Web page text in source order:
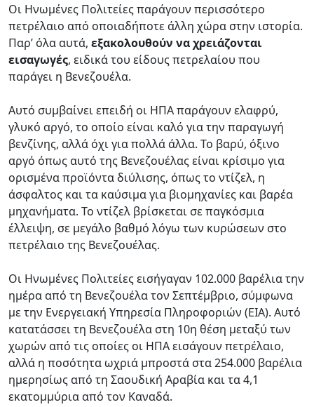
Οι Ηνωμένες Πολιτείες παράγουν περισσότερο
πετρέλαιο από οποιαδήποτε άλλη χώρα στην ιστορία.
Παρ’ όλα αυτά, εξακολουθούν να χρειάζονται
εισαγωγές, ειδικά του είδους πετρελαίου που
παράγει η Βενεζουέλα.
Αυτό συμβαίνει επειδή οι ΗΠΑ παράγουν ελαφρύ,
γλυκό αργό, το οποίο είναι καλό για την παραγωγή
βενζίνης, αλλά όχι για πολλά άλλα. Το βαρύ, όξινο
αργό όπως αυτό της Βενεζουέλας είναι κρίσιμο για
ορισμένα προϊόντα διύλισης, όπως το ντίζελ, η
άσφαλτος και τα καύσιμα για βιομηχανίες και βαρέα
μηχανήματα. Το ντίζελ βρίσκεται σε παγκόσμια
έλλειψη, σε μεγάλο βαθμό λόγω των κυρώσεων στο
πετρέλαιο της Βενεζουέλας.
Οι Ηνωμένες Πολιτείες εισήγαγαν 102.000 βαρέλια την
ημέρα από τη Βενεζουέλα τον Σεπτέμβριο, σύμφωνα
με την Ενεργειακή Υπηρεσία Πληροφοριών (EIA). Αυτό
κατατάσσει τη Βενεζουέλα στη 10η θέση μεταξύ των
χωρών από τις οποίες οι ΗΠΑ εισάγουν πετρέλαιο,
αλλά η ποσότητα ωχριά μπροστά στα 254.000 βαρέλια
ημερησίως από τη Σαουδική Αραβία και τα 4,1
εκατομμύρια από τον Καναδά.